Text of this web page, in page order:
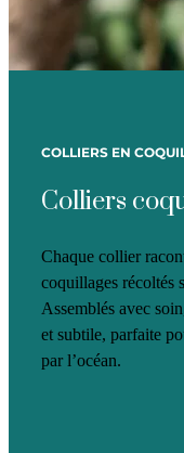
COLLIERS EN
Colliers
Chaque collier
coquillages récoltés
Assemblés avec
et subtile, parfaite
par l’océan.